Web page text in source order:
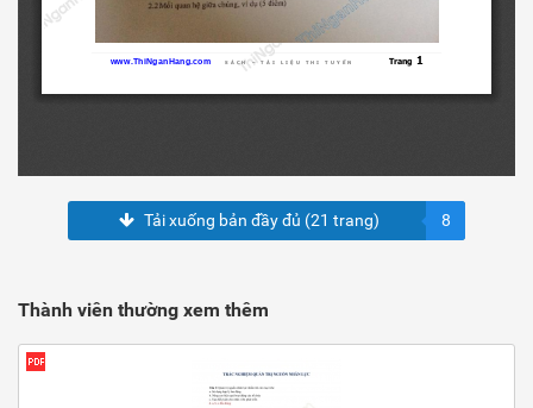
Tải xuống bản đầy đủ (21 trang) 8
Thành viên thường xem thêm